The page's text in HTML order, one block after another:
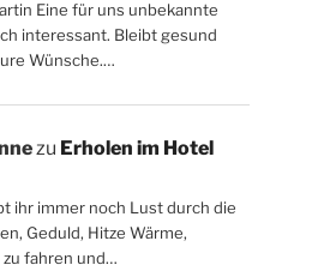
Eine für uns unbekannte
interessant. Bleibt gesund
Wünsche.…
zu Erholen im Hotel
ihr immer noch Lust durch die
Geduld, Hitze Wärme,
fahren und…